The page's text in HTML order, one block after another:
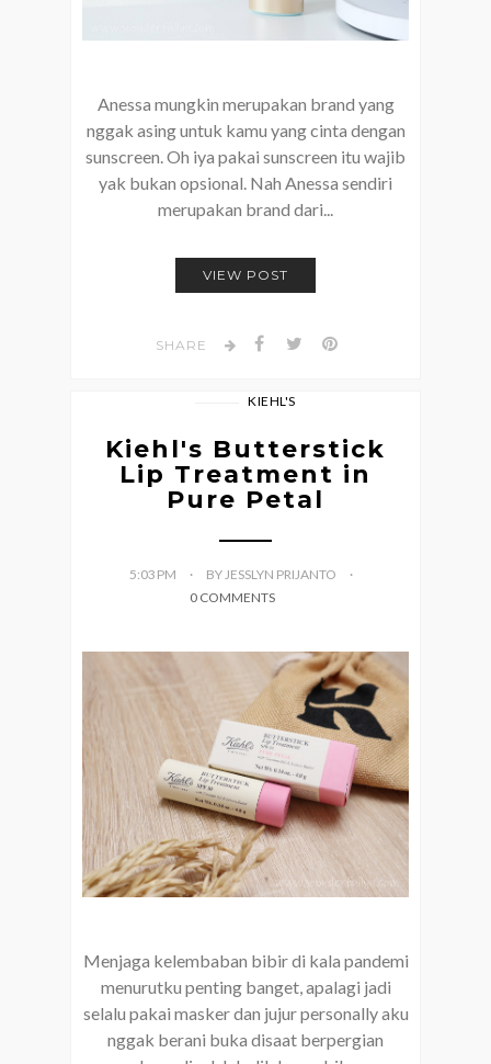
Anessa mungkin merupakan brand yang
nggak asing untuk kamu yang cinta dengan
sunscreen. Oh iya pakai sunscreen itu wajib
yak bukan opsional. Nah Anessa sendiri
merupakan brand dari...
VIEW POST
SHARE
KIEHL'S
Kiehl's Butterstick
Lip Treatment in
Pure Petal
5:03 PM
BY JESSLYN PRIJANTO
0 COMMENTS
Menjaga kelembaban bibir di kala pandemi
menurutku penting banget, apalagi jadi
selalu pakai masker dan jujur personally aku
nggak berani buka disaat berpergian